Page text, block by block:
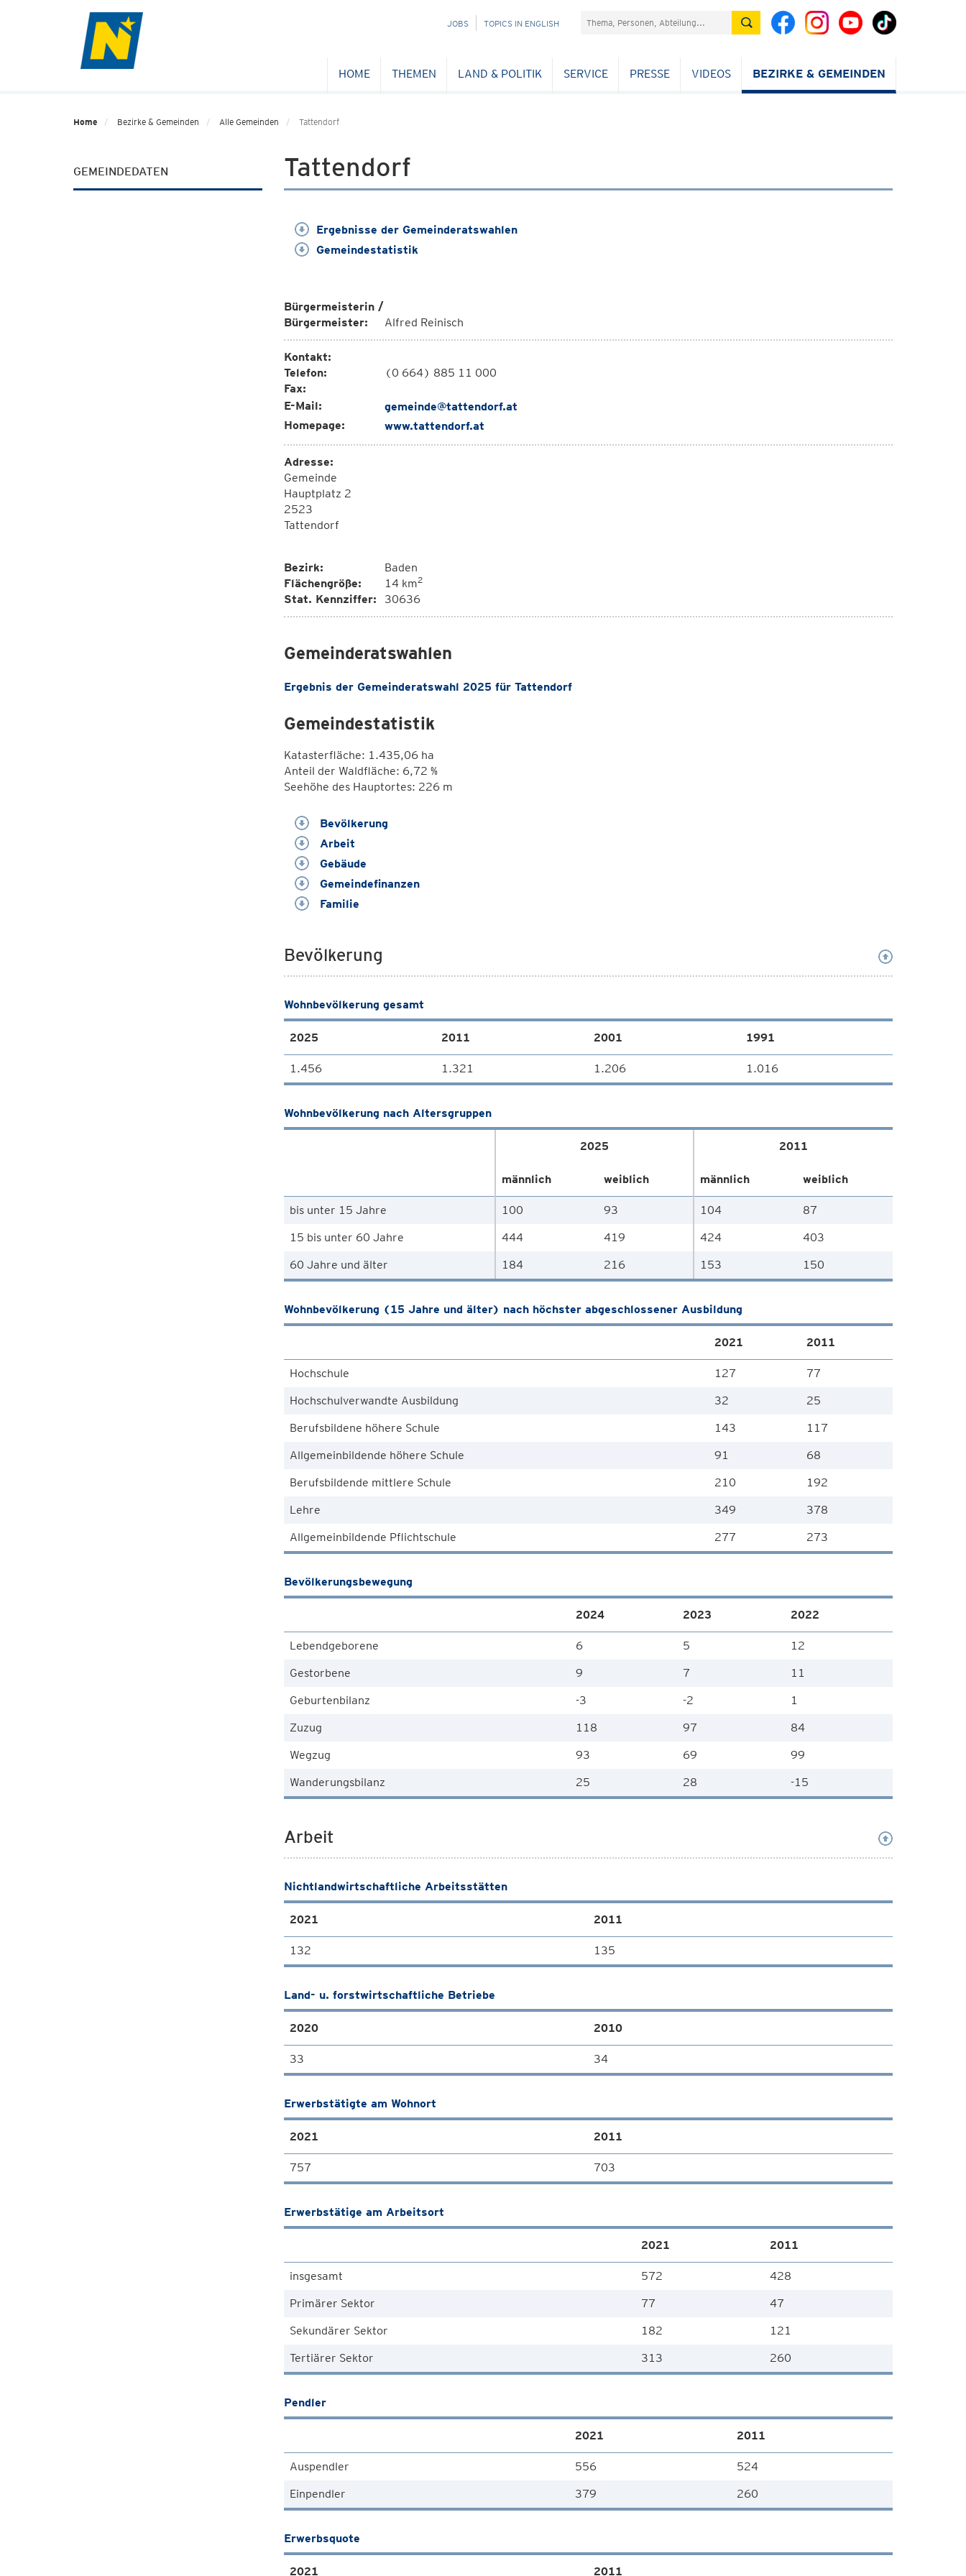
NAVIGATION
JOBS TOPICS IN ENGLISH Suchefeld
HOME THEMEN LAND & POLITIK SERVICE PRESSE VIDEOS BEZIRKE & GEMEINDEN
Home Bezirke & Gemeinden Alle Gemeinden Tattendorf
GEMEINDEDATEN Tattendorf
Ergebnisse der Gemeinderatswahlen
Gemeindestatistik
Bürgermeisterin /
Bürgermeister:
Alfred Reinisch
Kontakt:
Telefon:
(0 664) 885 11 000
Fax:
E-Mail:
gemeinde@tattendorf.at
Homepage:
www.tattendorf.at
Adresse:
Gemeinde
Hauptplatz 2
2523
Tattendorf
Bezirk:
Baden
Flächengröße:
14 km2
Stat. Kennziffer: 30636
Gemeinderatswahlen
Ergebnis der Gemeinderatswahl 2025 für Tattendorf
Gemeindestatistik
Katasterfläche: 1.435,06 ha
Anteil der Waldfläche: 6,72 %
Seehöhe des Hauptortes: 226 m
Bevölkerung
Arbeit
Gebäude
Gemeindefinanzen
Familie
Bevölkerung
Wohnbevölkerung gesamt
2025 2011 2001 1991
1.456 1.321 1.206 1.016
Wohnbevölkerung nach Altersgruppen
2025 2011
männlich weiblich männlich weiblich
bis unter 15 Jahre 100 93 104
87
15 bis unter 60 Jahre
444 419 424
403
60 Jahre und älter
184 216 153 150
Wohnbevölkerung (15 Jahre und älter) nach höchster abgeschlossener Ausbildung
2021 2011
Hochschule 127
77
Hochschulverwandte Ausbildung
32
25
Berufsbildene höhere Schule
143
117
Allgemeinbildende höhere Schule
91
68
Berufsbildende mittlere Schule
210
192
Lehre
349
378
Allgemeinbildende Pflichtschule
277 273
Bevölkerungsbewegung
2024 2023 2022
Lebendgeborene 6 5
12
Gestorbene
9 7
11
Geburtenbilanz
-3 -2
1
Zuzug
118 97
84
Wegzug
93 69
99
Wanderungsbilanz
25 28 -15
Arbeit
Nichtlandwirtschaftliche Arbeitsstätten
2021 2011
132 135
Land- u. forstwirtschaftliche Betriebe
2020 2010
33 34
Erwerbstätigte am Wohnort
2021 2011
757 703
Erwerbstätige am Arbeitsort
2021 2011
insgesamt 572
428
Primärer Sektor
77
47
Sekundärer Sektor
182
121
Tertiärer Sektor
313 260
Pendler
2021 2011
Auspendler 556
524
Einpendler
379 260
Erwerbsquote
2021 2011